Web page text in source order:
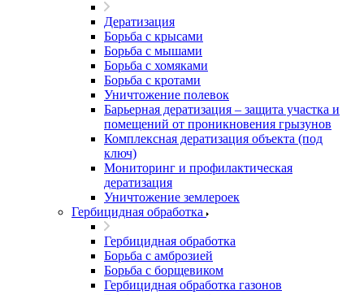
Дератизация
Борьба с крысами
Борьба с мышами
Борьба с хомяками
Борьба с кротами
Уничтожение полевок
Барьерная дератизация – защита участка и
помещений от проникновения грызунов
Комплексная дератизация объекта (под
ключ)
Мониторинг и профилактическая
дератизация
Уничтожение землероек
Гербицидная обработка
Гербицидная обработка
Борьба с амброзией
Борьба с борщевиком
Гербицидная обработка газонов